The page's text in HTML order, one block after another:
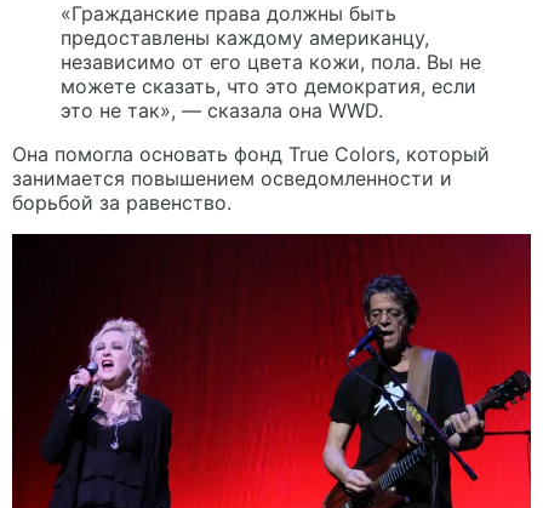
«Гражданские права должны быть
предоставлены каждому американцу,
независимо от его цвета кожи, пола. Вы не
можете сказать, что это демократия, если
это не так», — сказала она WWD.
Она помогла основать фонд True Colors, который
занимается повышением осведомленности и
борьбой за равенство.